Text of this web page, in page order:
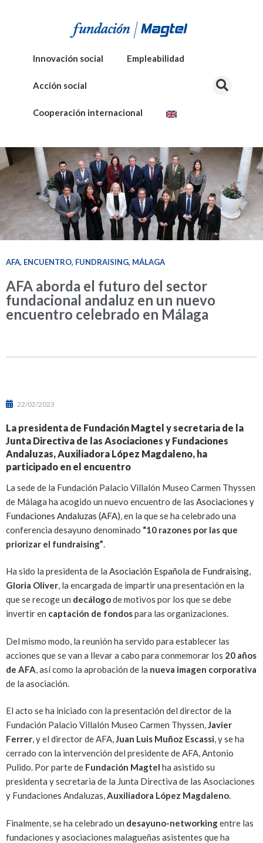
Innovación social Empleabilidad
Acción social
Cooperación internacional
AFA, ENCUENTRO, FUNDRAISING, MÁLAGA
AFA aborda el futuro del sector
fundacional andaluz en un nuevo
encuentro celebrado en Málaga
22/02/2023
La presidenta de Fundación Magtel y secretaria de la
Junta Directiva de las Asociaciones y Fundaciones
Andaluzas, Auxiliadora López Magdaleno, ha
participado en el encuentro
La sede de la Fundación Palacio Villalón Museo Carmen Thyssen
de Málaga ha acogido un nuevo encuentro de las Asociaciones y
Fundaciones Andaluzas (AFA) , en la que se ha celebrado una
conferencia desayuno denominado “10 razones por las que
priorizar el fundraising”
Ha sido la presidenta de la Asociación Española de Fundraising,
Gloria Oliver, la encargada de impartir una presentación en la
que se recoge un decálogode motivos por los que se debe
invertir en captación de fondospara las organizaciones.
Del mismo modo, la reunión ha servido para establecer las
acciones que se van a llevar a cabo para conmemorar los 20 años
de AFA , así como la aprobación de la nueva imagen corporativa
de la asociación.
El acto se ha iniciado con la presentación del director de la
Fundación Palacio Villalón Museo Carmen Thyssen,Javier
Ferrer, y el director de AFA,Juan Luis Muñoz Escassi, y se ha
cerrado con la intervención del presidente de AFA, Antonio
Pulido. Por parte de Fundación Magtel ha asistido su
presidenta y secretaria de la Junta Directiva de las Asociaciones
y Fundaciones Andaluzas,Auxiliadora López Magdaleno.
Finalmente, se ha celebrado un desayuno-networkingentre las
fundaciones y asociaciones malagueñas asistentes que ha